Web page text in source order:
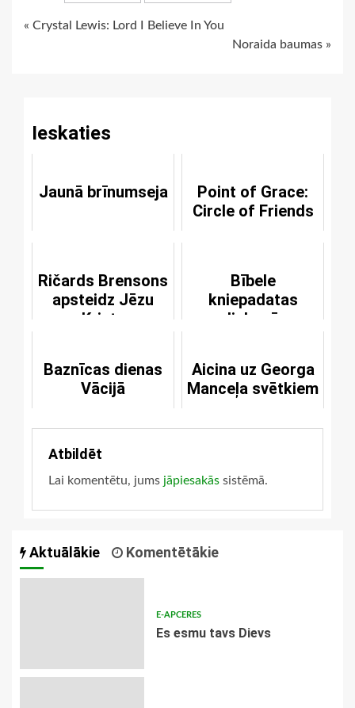
Continue
« Crystal Lewis: Lord I Believe In You
Noraida baumas »
Ieskaties
Jaunā brīnumseja
Point of Grace:
Circle of Friends
Ričards Brensons
apsteidz Jēzu
Kristu
Bībele
kniepadatas
lielumā
Baznīcas dienas
Vācijā
Aicina uz Georga
Manceļa svētkiem
Atbildēt
Lai komentētu, jums jāpiesakās sistēmā.
Aktuālākie Komentētākie
E-APCERES
Es esmu tavs Dievs